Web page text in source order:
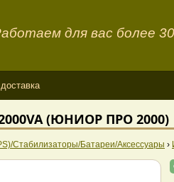
для вас более
(ЮНИОР ПРО 2000)
Стабилизаторы/Батареи/Аксессуары ›